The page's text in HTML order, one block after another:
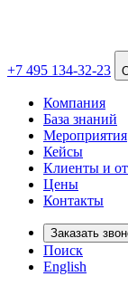
+7 495 134-32-23
Компания
База знаний
Мероприятия
Кейсы
Клиенты и
Цены
Контакты
Заказать
Поиск
English